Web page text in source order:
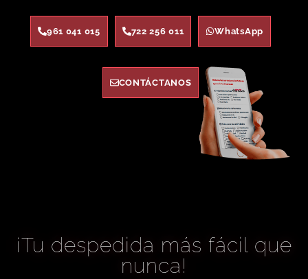
961 041 015 722 256 011 WhatsApp
CONTÁCTANOS
¡Tu despedida más fácil que
nunca!